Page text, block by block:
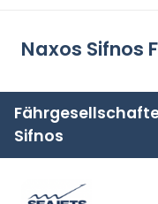
Naxos Sifnos
Sifnos